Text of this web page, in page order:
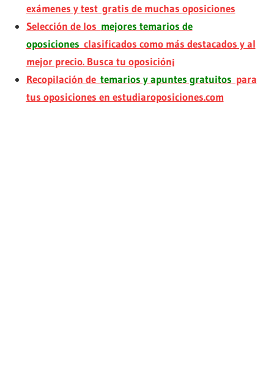
exámenes y test gratis de muchas oposiciones
Selección de los mejores temarios de
oposiciones clasificados como más destacados y al
mejor precio. Busca tu oposición¡
Recopilación de temarios y apuntes gratuitos para
tus oposiciones en estudiaroposiciones.com